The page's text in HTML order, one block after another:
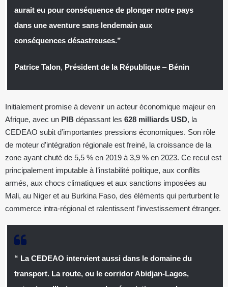
aurait eu pour conséquence de plonger notre pays
dans une aventure sans lendemain aux
conséquences désastreuses.”
Patrice Talon, Président de la République– Bénin
Initialement promise à devenir un acteur économique majeur en
Afrique, avec un PIB dépassant les 628 milliards USD, la
CEDEAO subit d’importantes pressions économiques. Son rôle
de moteur d’intégration régionale est freiné, la croissance de la
zone ayant chuté de 5,5 % en 2019 à 3,9 % en 2023. Ce recul est
principalement imputable à l’instabilité politique, aux conflits
armés, aux chocs climatiques et aux sanctions imposées au
Mali, au Niger et au Burkina Faso, des éléments qui perturbent le
commerce intra-régional et ralentissent l’investissement étranger.
“ La CEDEAO intervient aussi dans le domaine du
transport. La route, ou le corridor Abidjan-Lagos,